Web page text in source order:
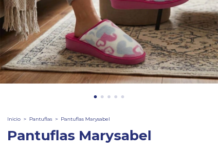
Inicio > Pantuflas > Pantuflas Marysabel
Pantuflas Marysabel